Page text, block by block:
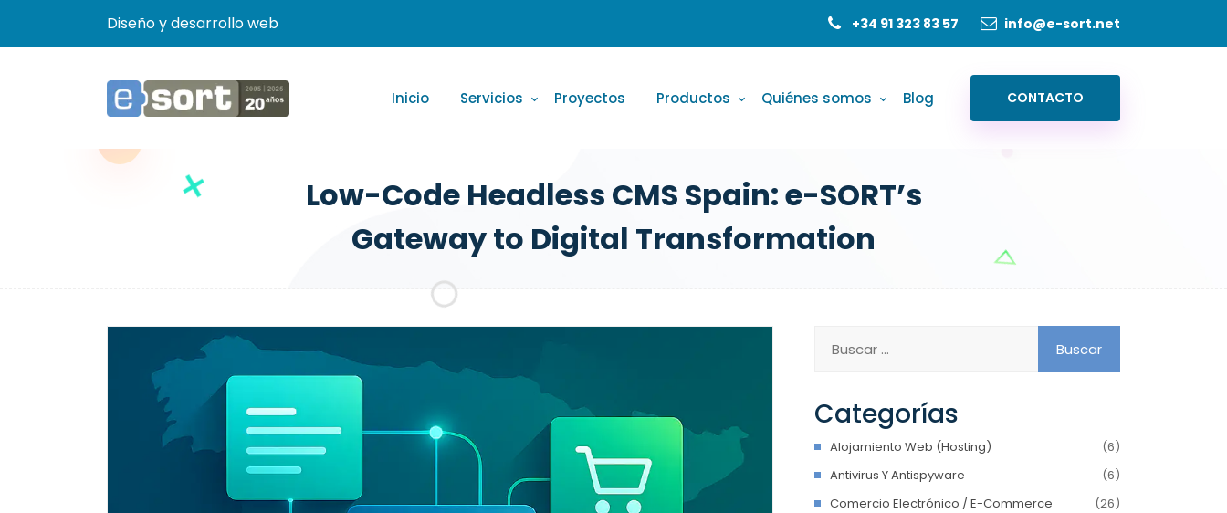
Diseño y desarrollo web +34 91 323 83 57 info@e-sort.net
Inicio Servicios Proyectos Productos Quiénes somos Blog CONTACTO
Low-Code Headless CMS Spain: e-SORT’s
Gateway to Digital Transformation
Categorías
Alojamiento Web (hosting)
(6)
Antivirus Y Antispyware
(6)
Comercio Electrónico / E-Commerce
(26)